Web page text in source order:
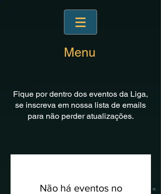
Menu
Fique por dentro dos eventos da Liga,
se inscreva em nossa lista de emails
para não perder atualizações.
Não há eventos no